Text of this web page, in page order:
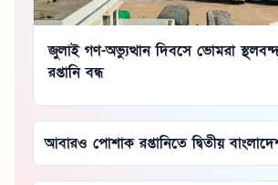
জুলাই গণ-অভ্যুত্থান দিবসে ভোমরা
রপ্তানি বন্ধ
আবারও পোশাক রপ্তানিতে দ্বিতীয়